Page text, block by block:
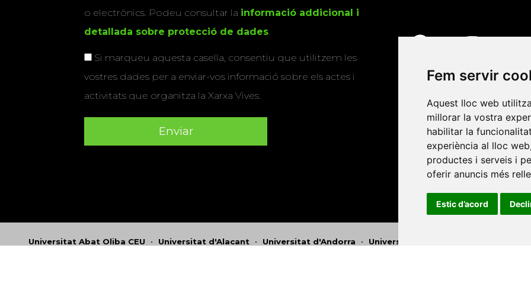
Fem servir
Aquest lloc web
millorar la vostra
habilitar la
experiència al lloc web,
productes i serveis i
oferir anuncis més
Estic d’acord
o electrònics. Podeu consultar la informació addicional i
detallada sobre protecció de dades.
Si marqueu aquesta casella, consentiu que utilitzem les
vostres dades per a enviar-vos informació sobre els actes i
activitats que organitza la Xarxa Vives.
Universitat Abat Oliba CEU • Universitat d'Alacant • Universitat d'Andorra • Universitat Autònoma de Barcelona